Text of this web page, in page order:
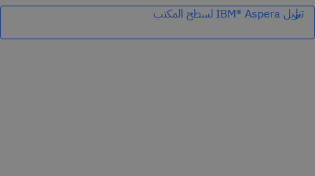
تنزيل IBM® Aspera لسطح المكتب